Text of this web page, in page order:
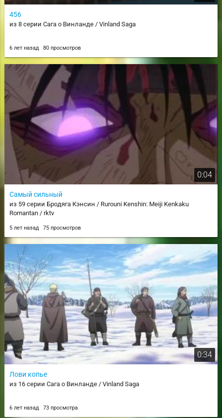
456
из 8 серии Сага о Винланде / Vinland Saga
6 лет назад 80 просмотров
0:04
Самый сильный
из 59 серии Бродяга Кэнсин / Rurouni Kenshin: Meiji Kenkaku
Romantan / rktv
5 лет назад 75 просмотров
0:34
Лови копье
из 16 серии Сага о Винланде / Vinland Saga
6 лет назад 73 просмотра